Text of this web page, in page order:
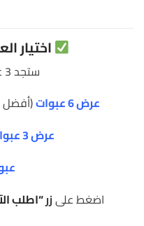
اختيار
ستجد 3 عروض مختلفة
عرض 6 عبوات
(أفضل
عرض 3 عبوات
اضغط علىزر“اطلب